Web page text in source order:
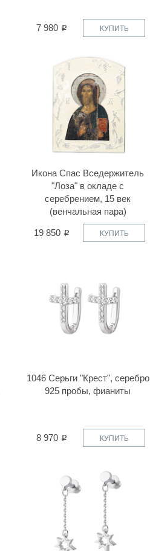
7 980 КУПИТЬ
Икона Спас Вседержитель
"Лоза" в окладе с
серебрением, 15 век
(венчальная пара)
19 850 КУПИТЬ
1046 Серьги "Крест", серебро
925 пробы, фианиты
8 970 КУПИТЬ